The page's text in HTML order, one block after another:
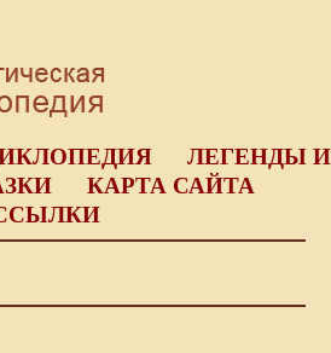
ЛЕГЕНДЫ И
КАРТА САЙТА